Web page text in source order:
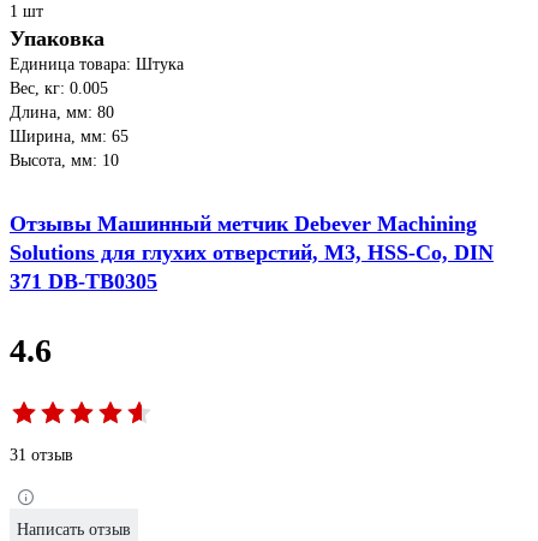
1 шт
Упаковка
Единица товара: Штука
Вес, кг: 0.005
Длина, мм: 80
Ширина, мм: 65
Высота, мм: 10
Отзывы Машинный метчик Debever Machining
Solutions для глухих отверстий, M3, HSS-Co, DIN
371 DB-TB0305
4.6
31 отзыв
Написать отзыв